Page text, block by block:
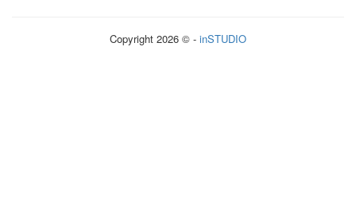
Copyright 2026 © - inSTUDIO